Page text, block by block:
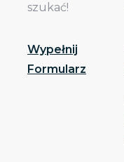
szukać!
Wypełnij
Formularz